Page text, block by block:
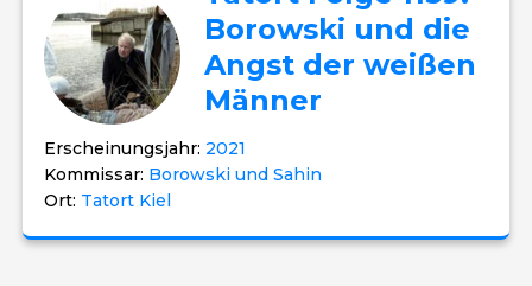
Borowski und die
Angst der weißen
Männer
Erscheinungsjahr: 2021
Kommissar: Borowski und Sahin
Ort: Tatort Kiel